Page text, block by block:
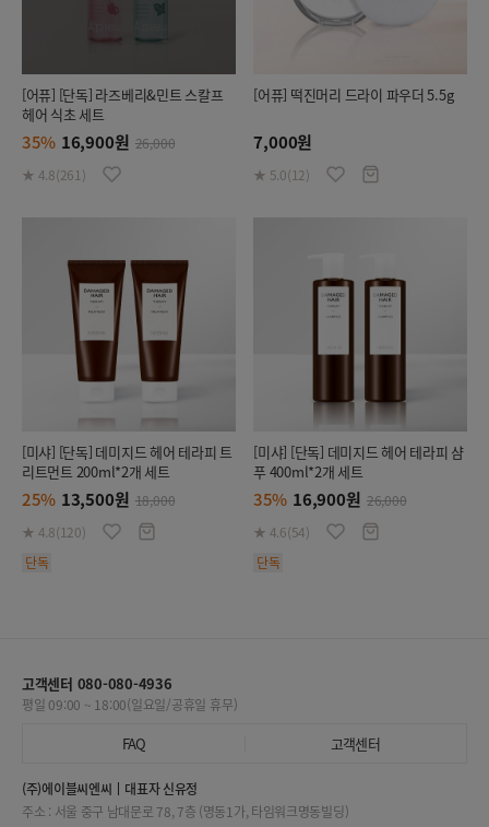
[어퓨] [단독] 라즈베리&민트 스칼프
헤어 식초 세트
35% 16,900원 26,000
★ 4.8(261)
[어퓨] 떡진머리 드라이 파우더 5.5g
7,000원
★ 5.0(12)
[미샤] [단독] 데미지드 헤어 테라피 트
리트먼트 200ml*2개 세트
25% 13,500원 18,000
★ 4.8(120)
단독
[미샤] [단독] 데미지드 헤어 테라피 샴
푸 400ml*2개 세트
35% 16,900원 26,000
★ 4.6(54)
단독
고객센터 080-080-4936
평일 09:00 ~ 18:00(일요일/공휴일 휴무)
FAQ 고객센터
(주)에이블씨엔씨
대표자 신유정
주소 : 서울 중구 남대문로 78, 7층 (명동1가, 타임워크명동빌딩)